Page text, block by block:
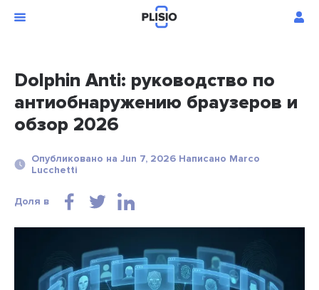
Dolphin Anti: руководство по
антиобнаружению браузеров и
обзор 2026
Опубликовано на Jun 7, 2026 Написано Marco
Lucchetti
Доля в